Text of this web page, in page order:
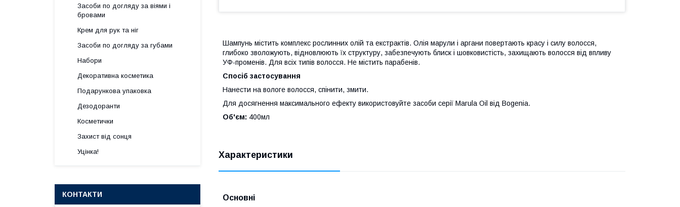
Шампунь містить комплекс рослинних олій та екстрактів. Олія марули і аргани повертають красу і силу волосся,
глибоко зволожують, відновлюють їх структуру, забезпечують блиск і шовковистість, захищають волосся від впливу
УФ-променів. Для всіх типів волосся. Не містить парабенів.
Спосіб застосування
Нанести на вологе волосся, спінити, змити.
Для досягнення максимального ефекту використовуйте засоби серії Marula Oil від Bogenia.
Об'єм: 400мл
Характеристики
Основні
Засоби по догляду за віями і
бровами
Крем для рук та ніг
Засоби по догляду за губами
Набори
Декоративна косметика
Подарункова упаковка
Дезодоранти
Косметички
Захист від сонця
Уцінка!
КОНТАКТИ